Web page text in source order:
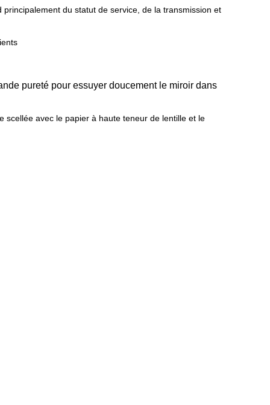
du statut de service, de la transmission et
pureté pour essuyer doucement le miroir dans
scellée avec le papier à haute teneur de lentille et le